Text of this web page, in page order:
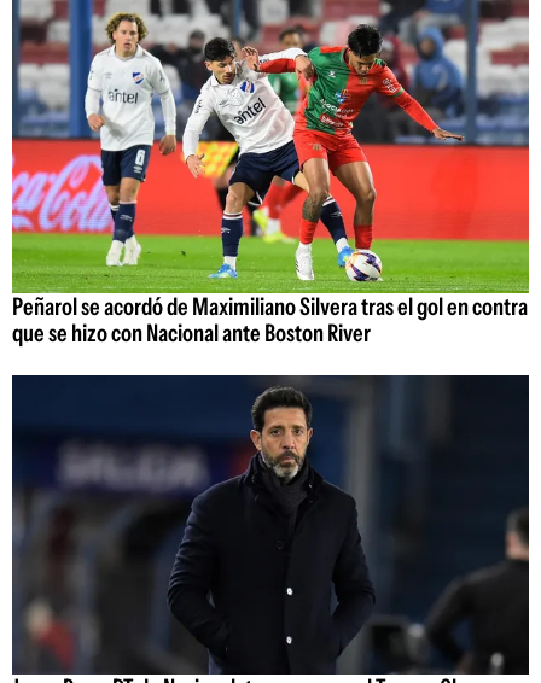
Peñarol se acordó de Maximiliano Silvera tras el gol en contra
que se hizo con Nacional ante Boston River